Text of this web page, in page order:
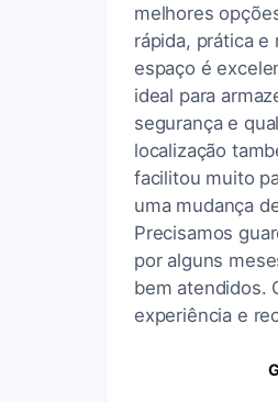
melhores
rápida, prática e
espaço é
ideal para
segurança e
localização
facilitou muito
uma mudança
Precisamos
por alguns
bem atendidos.
experiência e